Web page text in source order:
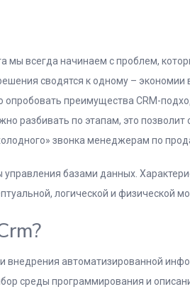
мы всегда начинаем с проблем,
сводятся к одному –
опробовать преимущества CRM-
разбивать по этапам, это
звонка менеджерам по
базами данных.
логической и физической
внедрения автоматизированной
среды программирования и